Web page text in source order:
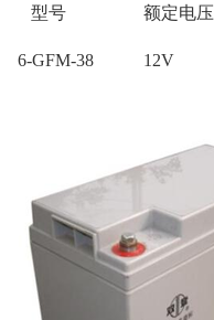
型号 额定电压
6-GFM-38 12V